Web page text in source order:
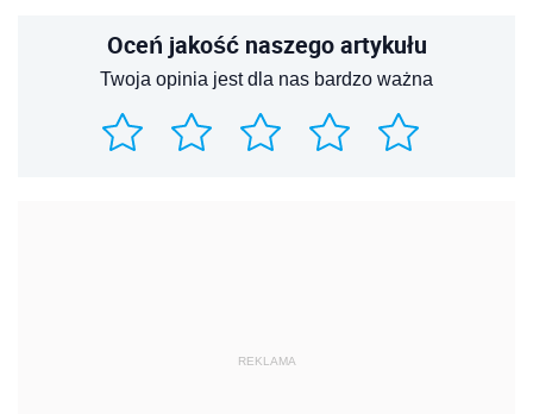
Oceń jakość naszego artykułu
Twoja opinia jest dla nas bardzo ważna
REKLAMA